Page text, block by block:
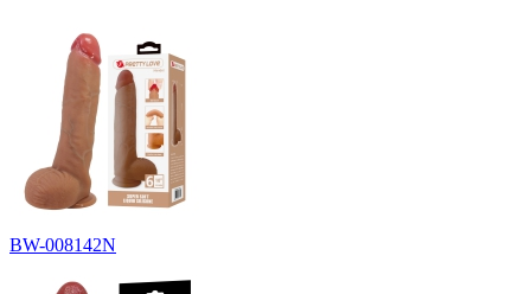
BW-008142N